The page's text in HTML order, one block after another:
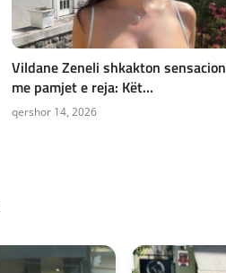
Vildane Zeneli shkakton sensacion
me pamjet e reja: Kët...
qershor 14, 2026